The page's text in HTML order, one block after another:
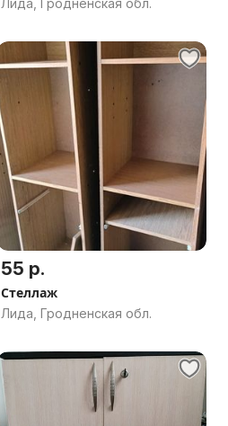
Лида, Гродненская обл.
55 р.
Стеллаж
Лида, Гродненская обл.